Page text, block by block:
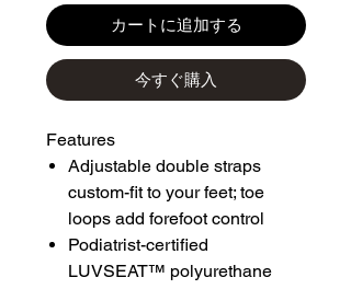
カートに追加する
今すぐ購入
Features
Adjustable double straps
custom-fit to your feet; toe
loops add forefoot control
Podiatrist-certified
LUVSEAT™ polyurethane